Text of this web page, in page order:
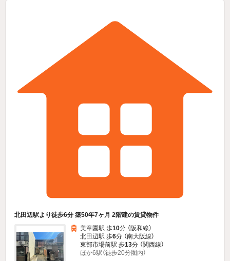
北田辺駅より徒歩6分 築50年7ヶ月 2階建の賃貸物件
美章園駅 歩10分 （阪和線）
北田辺駅 歩6分 （南大阪線）
東部市場前駅 歩13分 （関西線）
ほか6駅（徒歩20分圏内）